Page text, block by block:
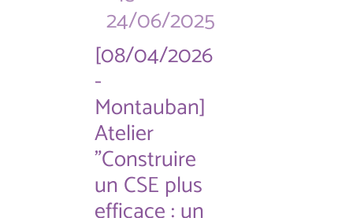
24/06/2025
[08/04/2026
-
Montauban]
Atelier
"Construire
un CSE plus